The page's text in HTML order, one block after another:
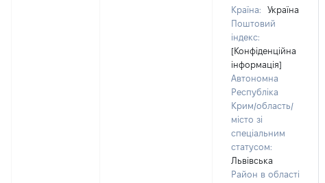
Країна:
Україна
Поштовий
індекс:
[Конфіденційна
інформація]
Автономна
Республіка
Крим/область/
місто зі
спеціальним
статусом:
Львівська
Район в області